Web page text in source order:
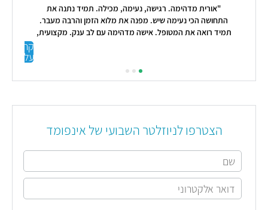
"אורית מדהימה. רגישה, נעימה, מכילה. תמיד נתנה את
התחושה הכי נעימה שיש. מפנה את מלוא הזמן והרבה מעבר.
תמיד רואה את המטופל. אישה מדהימה עם לב ענק. מקצועית,
קראו
עליי
הצטרפו לניוזלטר השבועי של אינפומד